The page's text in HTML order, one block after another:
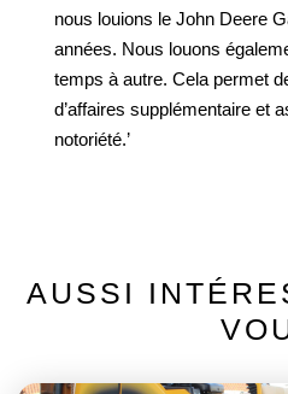
nous louions le John Deere
années. Nous louons
temps à autre. Cela permet
d’affaires supplémentaire et
notoriété.’
AUSSI